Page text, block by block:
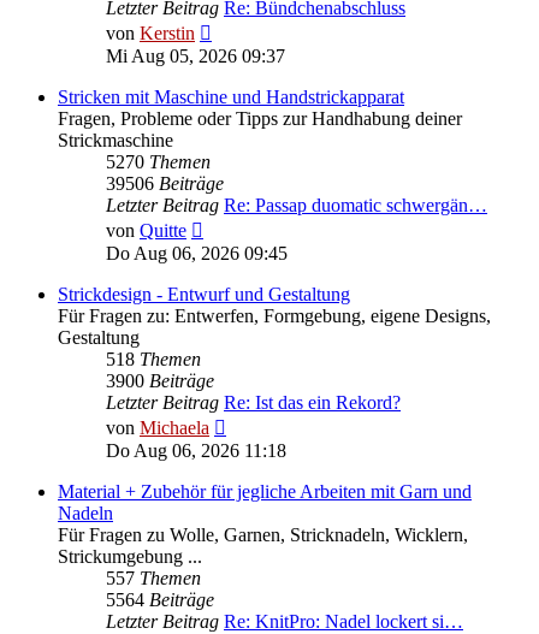
Letzter Beitrag Re: Bündchenabschluss
von Kerstin
Beitrag
Mi Aug 05, 2026 09:37
Stricken mit Maschine und Handstrickapparat
Fragen, Probleme oder Tipps zur Handhabung deiner
Strickmaschine
5270 Themen
39506 Beiträge
Letzter Beitrag Re: Passap duomatic schwergän…
von Quitte
Beitrag
Do Aug 06, 2026 09:45
Strickdesign - Entwurf und Gestaltung
Für Fragen zu: Entwerfen, Formgebung, eigene Designs,
Gestaltung
518 Themen
3900 Beiträge
Letzter Beitrag Re: Ist das ein Rekord?
von Michaela
Beitrag
Do Aug 06, 2026 11:18
Material + Zubehör für jegliche Arbeiten mit Garn und
Nadeln
Für Fragen zu Wolle, Garnen, Stricknadeln, Wicklern,
Strickumgebung ...
557 Themen
5564 Beiträge
Letzter Beitrag Re: KnitPro: Nadel lockert si…